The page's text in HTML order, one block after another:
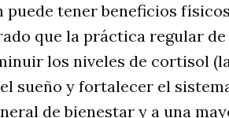
tener beneficios
que la práctica regular
los niveles de cortisol
sueño y fortalecer el
de bienestar y a una